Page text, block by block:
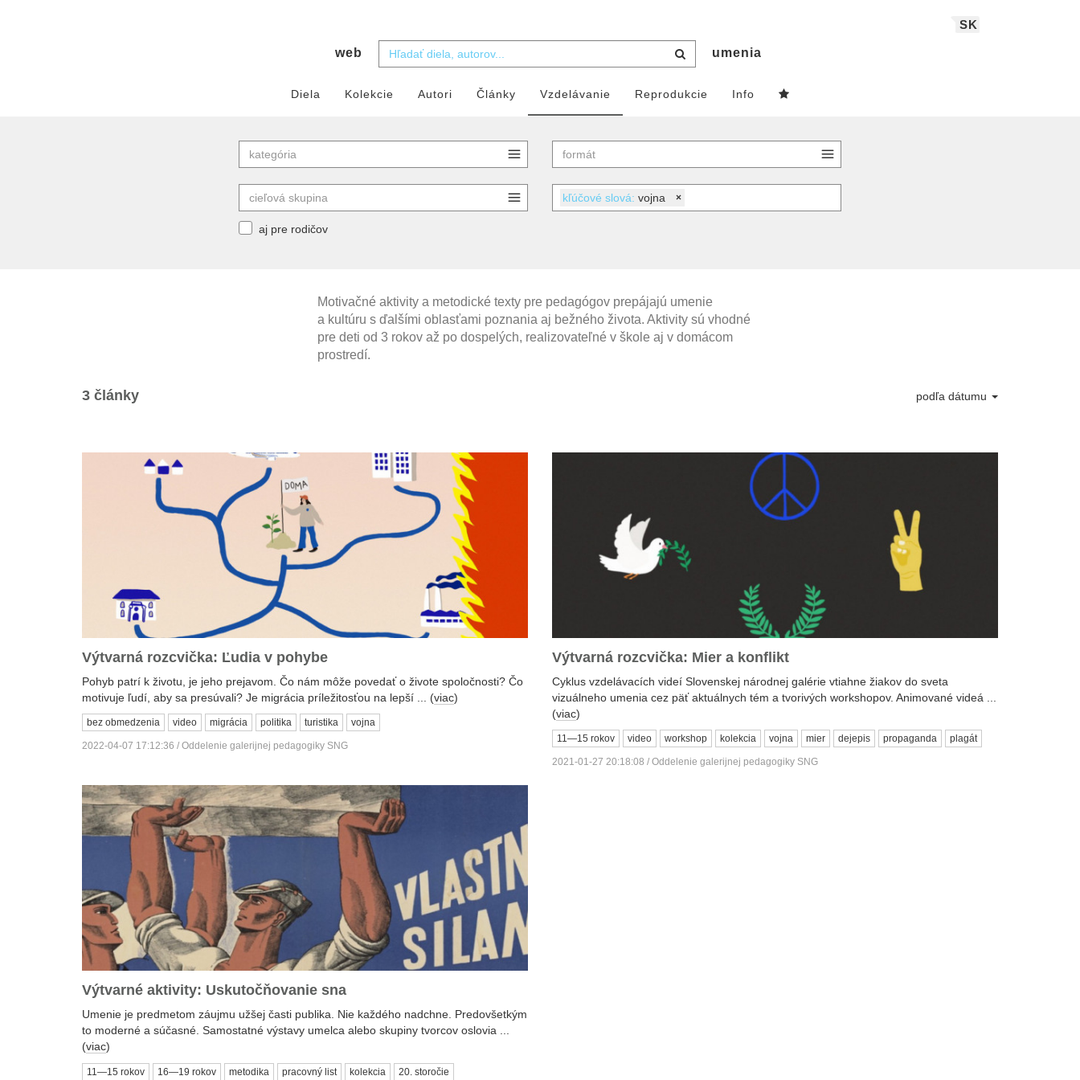
SK
web umenia
Diela Kolekcie Autori Články Vzdelávanie Reprodukcie Info
aj pre rodičov
kľúčové slová: vojna ×
Motivačné aktivity a metodické texty pre pedagógov prepájajú umenie
a kultúru s ďalšími oblasťami poznania aj bežného života. Aktivity sú vhodné
pre deti od 3 rokov až po dospelých, realizovateľné v škole aj v domácom
prostredí.
3 články podľa dátumu
Výtvarná rozcvička: Ľudia v pohybe
Pohyb patrí k životu, je jeho prejavom. Čo nám môže povedať o živote spoločnosti? Čo
motivuje ľudí, aby sa presúvali? Je migrácia príležitosťou na lepší ... (viac)
bez obmedzenia video migrácia politika turistika vojna
2022-04-07 17:12:36 / Oddelenie galerijnej pedagogiky SNG
Výtvarná rozcvička: Mier a konflikt
Cyklus vzdelávacích videí Slovenskej národnej galérie vtiahne žiakov do sveta
vizuálneho umenia cez päť aktuálnych tém a tvorivých workshopov. Animované videá ...
(viac)
11—15 rokov video workshop kolekcia vojna mier dejepis propaganda plagát
2021-01-27 20:18:08 / Oddelenie galerijnej pedagogiky SNG
Výtvarné aktivity: Uskutočňovanie sna
Umenie je predmetom záujmu užšej časti publika. Nie každého nadchne. Predovšetkým
to moderné a súčasné. Samostatné výstavy umelca alebo skupiny tvorcov oslovia ...
(viac)
11—15 rokov 16—19 rokov metodika pracovný list kolekcia 20. storočie